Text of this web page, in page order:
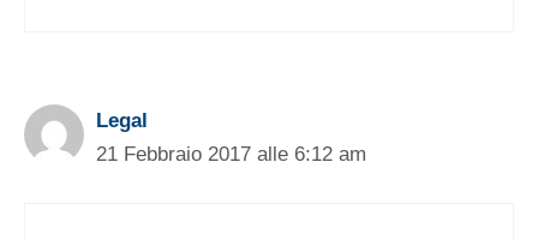
Legal
21 Febbraio 2017 alle 6:12 am